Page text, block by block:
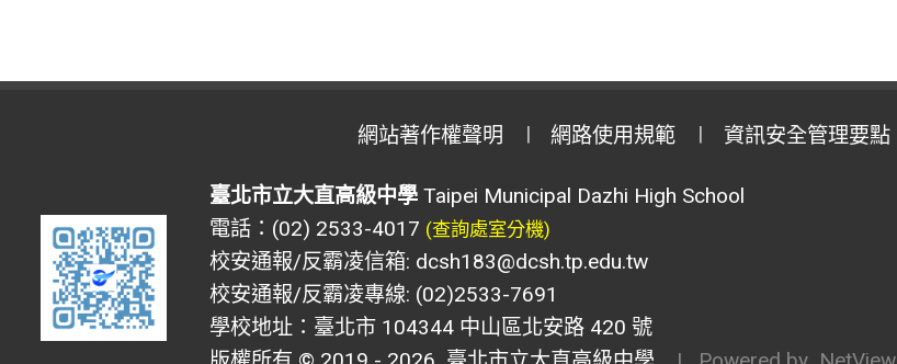
網站著作權聲明 網路使用規範 資訊安全管理要點
臺北市立大直高級中學Taipei Municipal Dazhi High School
電話：(02) 2533-4017 (查詢處室分機)
校安通報/反霸凌信箱: dcsh183@dcsh.tp.edu.tw
校安通報/反霸凌專線: (02)2533-7691
學校地址：臺北市 104344 中山區北安路 420 號